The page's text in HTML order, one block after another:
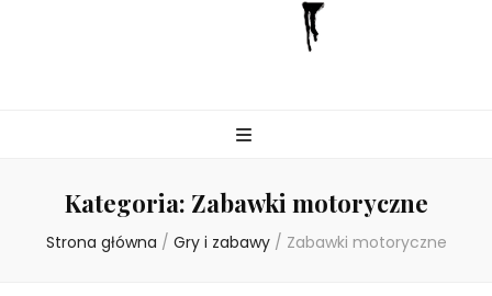
Kategoria: Zabawki motoryczne
Strona główna / Gry i zabawy / Zabawki motoryczne